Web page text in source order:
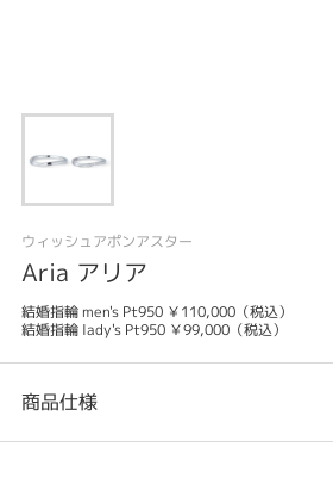
ウィッシュアポンアスター
Aria アリア
結婚指輪 men's Pt950 ￥110,000（税込）
結婚指輪 lady's Pt950 ￥99,000（税込）
商品仕様